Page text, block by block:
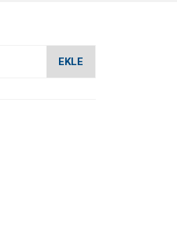
EKLE